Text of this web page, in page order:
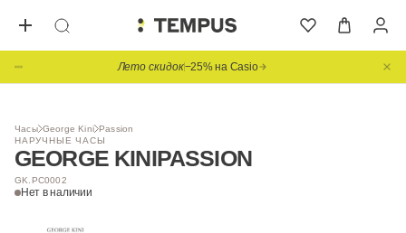
Лето скидок−25% на Casio
Часы George Kini Passion
НАРУЧНЫЕ ЧАСЫ
GEORGE KINIPASSION
GK.PC0002
Нет в наличии
1/ 5